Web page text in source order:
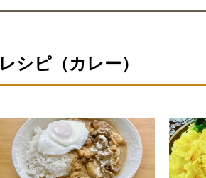
レシピ（カレー）